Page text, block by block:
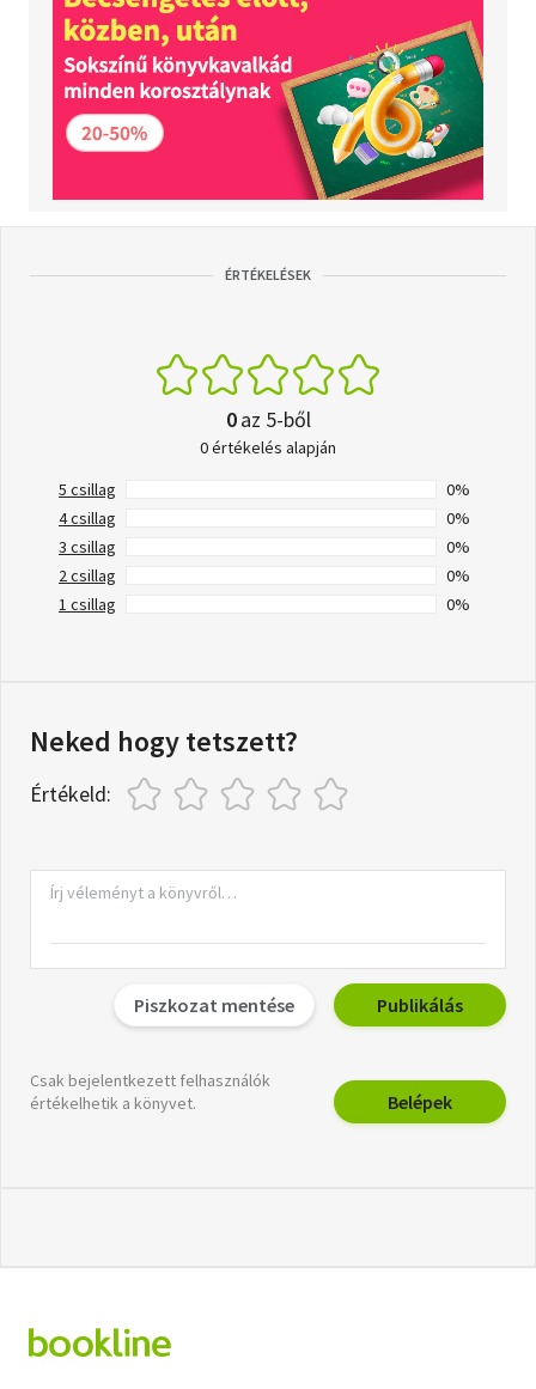
ÉRTÉKELÉSEK
0az 5-ből
0 értékelés alapján
5 csillag
0%
4 csillag
0%
3 csillag
0%
2 csillag
0%
1 csillag
0%
Neked hogy tetszett?
Értékeld:
Piszkozat mentése Publikálás
Csak bejelentkezett felhasználók
értékelhetik a könyvet.
Belépek